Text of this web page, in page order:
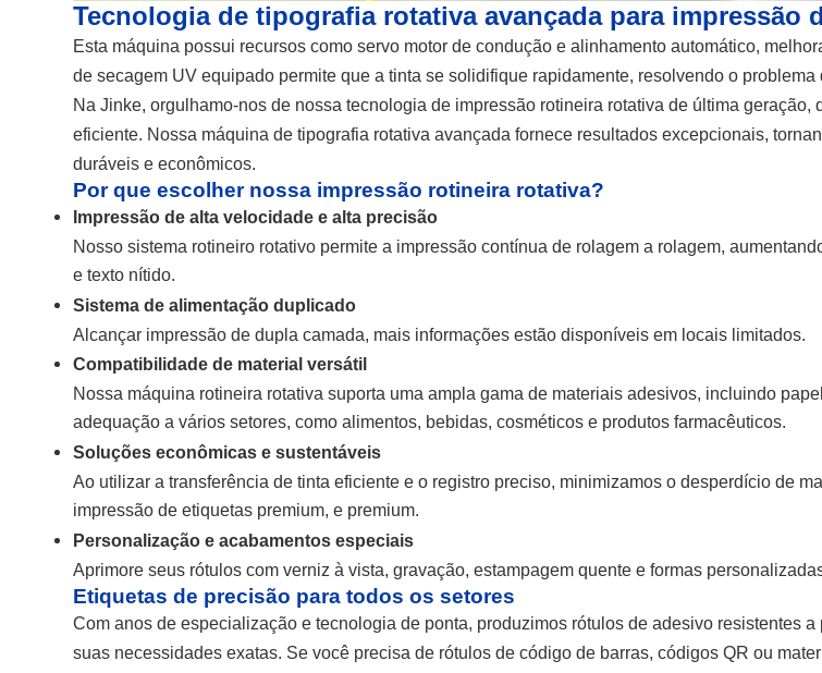
Tecnologia de tipografia rotativa avançada para impressão
Esta máquina possui recursos como servo motor de condução e alinhamento automático,
de secagem UV equipado permite que a tinta se solidifique rapidamente, resolvendo o
Na Jinke, orgulhamo-nos de nossa tecnologia de impressão rotineira rotativa de última
eficiente. Nossa máquina de tipografia rotativa avançada fornece resultados excepcionais,
duráveis e econômicos.
Por que escolher nossa impressão rotineira rotativa?
Impressão de alta velocidade e alta precisão
Nosso sistema rotineiro rotativo permite a impressão contínua de rolagem a rolagem,
e texto nítido.
Sistema de alimentação duplicado
Alcançar impressão de dupla camada, mais informações estão disponíveis em locais limitados.
Compatibilidade de material versátil
Nossa máquina rotineira rotativa suporta uma ampla gama de materiais adesivos, incluindo
adequação a vários setores, como alimentos, bebidas, cosméticos e produtos farmacêuticos.
Soluções econômicas e sustentáveis
Ao utilizar a transferência de tinta eficiente e o registro preciso, minimizamos o desperdício de
impressão de etiquetas premium, e premium.
Personalização e acabamentos especiais
Aprimore seus rótulos com verniz à vista, gravação, estampagem quente e formas
Etiquetas de precisão para todos os setores
Com anos de especialização e tecnologia de ponta, produzimos rótulos de adesivo resistentes
suas necessidades exatas. Se você precisa de rótulos de código de barras, códigos QR ou